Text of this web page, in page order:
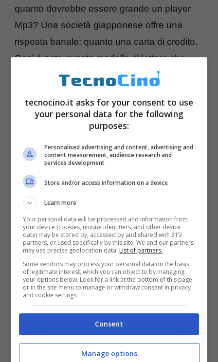
quanto dovrebbe essere grande un player
Mp3? Una società giapponese offre una
risposta banale: quanto una carta di credito.
Così è nato questo modello di lettore che
85 x 54 x 3 mm
. Solo nella parte
spessore passa da 3 a 9 mm. Oltre ai
pulsanti per i comandi multimediali, troviamo
Nessuna notizia su prezzo e disponibilità.
tecnocino.it asks for your consent to use
your personal data for the following
purposes:
Personalised advertising and content, advertising and
content measurement, audience research and
services development
Store and/or access information on a device
Learn more
Your personal data will be processed and information from
your device (cookies, unique identifiers, and other device
data) may be stored by, accessed by and shared with 319
partners, or used specifically by this site. We and our partners
may use precise geolocation data. List of partners.
Some vendors may process your personal data on the basis
of legitimate interest, which you can object to by managing
your options below. Look for a link at the bottom of this page
or in the site menu to manage or withdraw consent in privacy
and cookie settings.
Consent
Manage options